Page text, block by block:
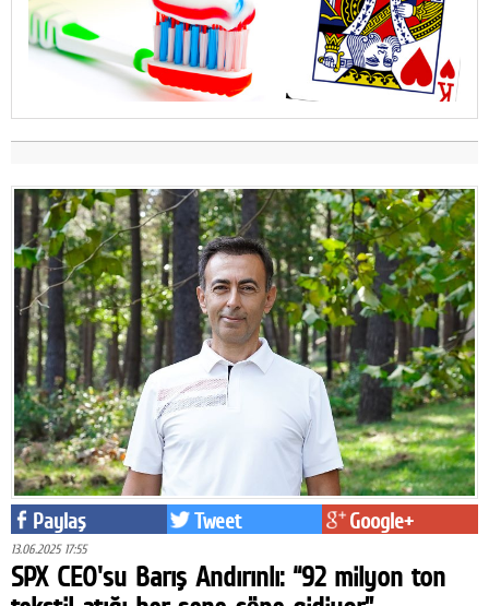
Paylaş Tweet Google+
13.06.2025 17:55
SPX CEO'su Barış Andırınlı: “92 milyon ton